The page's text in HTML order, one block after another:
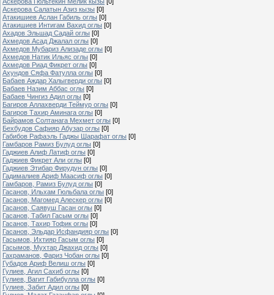
Аскерова Салатын Азиз кызы [0]
Атакишиев Аслан Габиль оглы [0]
Атакишиев Интигам Вахид оглы [0]
Ахадов Эльшад Садай оглы [0]
Ахмедов Асад Джалал оглы [0]
Ахмедов Мубариз Ализаде оглы [0]
Ахмедов Натик Ильяс оглы [0]
Ахмедов Риад Фикрет оглы [0]
Ахундов Сяфа Фатулла оглы [0]
Бабаев Аждар Халыгверди оглы [0]
Бабаев Назим Аббас оглы [0]
Бабаев Чингиз Адил оглы [0]
Багиров Аллахверди Теймур оглы [0]
Багиров Тахир Аминага оглы [0]
Байрамов Солтанага Мехмет оглы [0]
Бехбудов Сафияр Абузар оглы [0]
Габибов Рафаэль Гаджы Шарафат оглы [0]
Гамбаров Рамиз Булуд оглы [0]
Гаджиев Алиф Латиф оглы [0]
Гаджиев Фикрет Али оглы [0]
Гаджиев Этибар Фирудун оглы [0]
Гадималиев Ариф Маасиф оглы [0]
Гамбаров, Рамиз Булуд оглы [0]
Гасанов, Ильхам Гюльбала оглы [0]
Гасанов, Магомед Алескер оглы [0]
Гасанов, Саявуш Гасан оглы [0]
Гасанов, Табил Гасым оглы [0]
Гасанов, Тахир Тофик оглы [0]
Гасанов, Эльдар Исфандияр оглы [0]
Гасымов, Ихтияр Гасым оглы [0]
Гасымов, Мухтар Джахид оглы [0]
Гахраманов, Фариз Чобан оглы [0]
Губадов Ариф Велиш оглы [0]
Гулиев, Агил Сахиб оглы [0]
Гулиев, Вагит Габибулла оглы [0]
Гулиев, Забит Адил оглы [0]